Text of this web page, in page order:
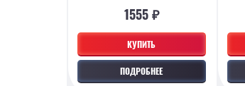
КУПИТЬ
ПОДРОБНЕЕ
1555 ₽